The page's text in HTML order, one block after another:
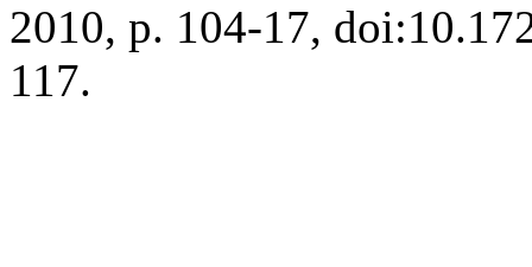
2010, p. 104-17,
117.